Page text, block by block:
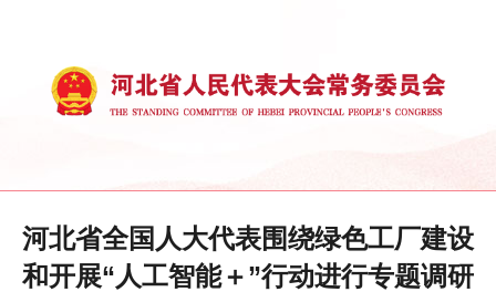
河北省全国人大代表围绕绿色工厂建设
和开展“人工智能＋”行动进行专题调研